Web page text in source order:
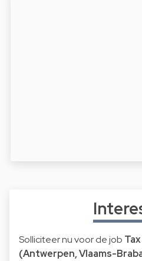
Solliciteer nu voor de job
(Antwerpen, Vlaams-